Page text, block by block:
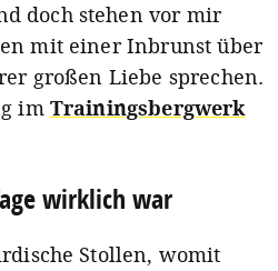
doch stehen vor mir
mit einer Inbrunst über
großen Liebe sprechen.
im Trainingsbergwerk
wirklich war
Stollen, womit